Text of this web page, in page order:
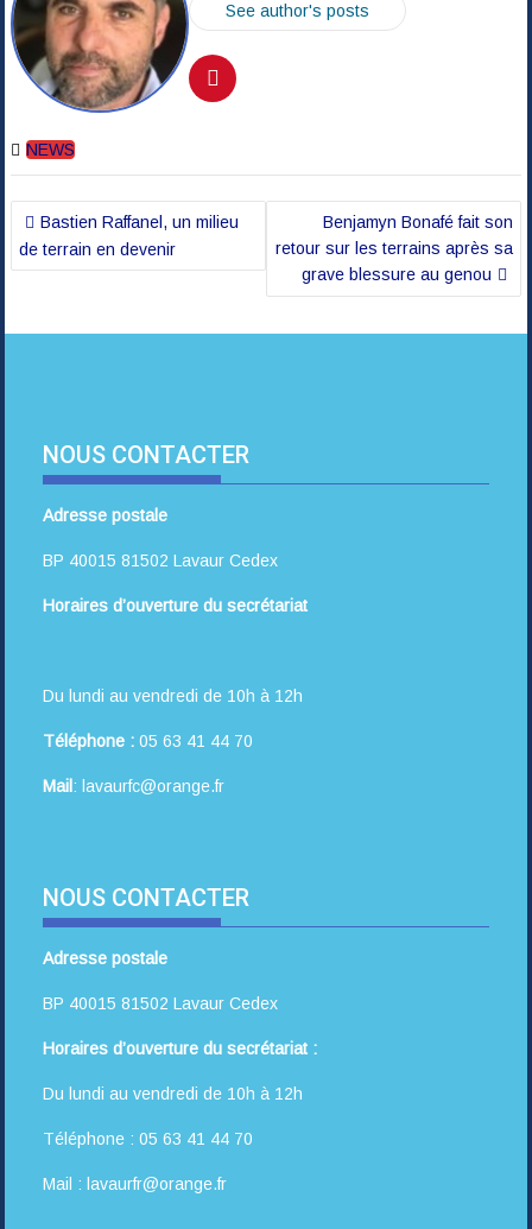
See author's posts
NEWS
Navigation
de
l’article
Bastien Raffanel, un milieu
de terrain en devenir
Benjamyn Bonafé fait son
retour sur les terrains après sa
grave blessure au genou
NOUS CONTACTER
Adresse postale
BP 40015 81502 Lavaur Cedex
Horaires d’ouverture du secrétariat
Du lundi au vendredi de 10h à 12h
Téléphone : 05 63 41 44 70
Mail: lavaurfc@orange.fr
NOUS CONTACTER
Adresse postale
BP 40015 81502 Lavaur Cedex
Horaires d’ouverture du secrétariat :
Du lundi au vendredi de 10h à 12h
Téléphone : 05 63 41 44 70
Mail : lavaurfr@orange.fr